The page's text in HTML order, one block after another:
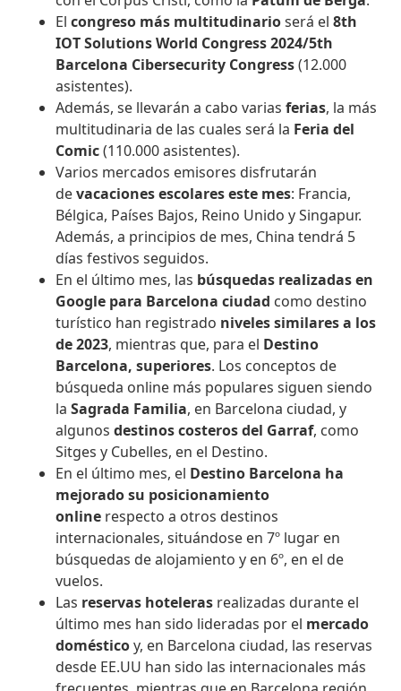
Elcongreso más multitudinarioserá el 8th
IOT Solutions World Congress 2024/5th
Barcelona Cibersecurity Congress(12.000
asistentes).
Además, se llevarán a cabo variasferias, la más
multitudinaria de las cuales será la Feria del
Comic(110.000 asistentes).
Varios mercados emisores disfrutarán
devacaciones escolares este mes: Francia,
Bélgica, Países Bajos, Reino Unido y Singapur.
Además, a principios de mes, China tendrá 5
días festivos seguidos.
En el último mes, las búsquedas realizadas en
Google para Barcelona ciudad como destino
turístico han registrado niveles similares a los
de 2023, mientras que, para el Destino
Barcelona, superiores. Los conceptos de
búsqueda online más populares siguen siendo
laSagrada Familia, en Barcelona ciudad, y
algunosdestinos costeros del Garraf, como
Sitges y Cubelles, en el Destino.
En el último mes, el Destino Barcelona ha
mejorado su posicionamiento
online respecto a otros destinos
internacionales, situándose en 7º lugar en
búsquedas de alojamiento y en 6º, en el de
vuelos.
Las reservas hoteleras realizadas durante el
último mes han sido lideradas por el mercado
domésticoy, en Barcelona ciudad, las reservas
desde EE.UU han sido las internacionales más